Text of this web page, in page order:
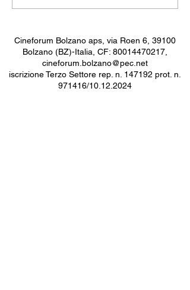
Rivoluzione
Cineforum Bolzano aps, via Roen 6, 39100
Bolzano (BZ)-Italia, CF: 80014470217
cineforum.bolzano@pec.net
iscrizione Terzo Settore rep. n. 147192 prot. n.
971416/10.12.2024